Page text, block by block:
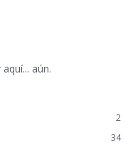
aún.
2
34